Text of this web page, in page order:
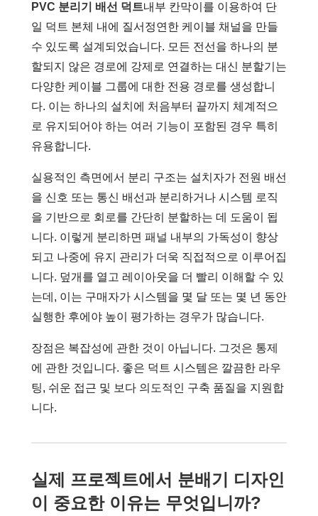
PVC 분리기 배선 덕트내부 칸막이를 이용하여 단
일 덕트 본체 내에 질서정연한 케이블 채널을 만들
수 있도록 설계되었습니다. 모든 전선을 하나의 분
할되지 않은 경로에 강제로 연결하는 대신 분할기는
다양한 케이블 그룹에 대한 전용 경로를 생성합니
다. 이는 하나의 설치에 처음부터 끝까지 체계적으
로 유지되어야 하는 여러 기능이 포함된 경우 특히
유용합니다.
실용적인 측면에서 분리 구조는 설치자가 전원 배선
을 신호 또는 통신 배선과 분리하거나 시스템 로직
을 기반으로 회로를 간단히 분할하는 데 도움이 됩
니다. 이렇게 분리하면 패널 내부의 가독성이 향상
되고 나중에 유지 관리가 더욱 직접적으로 이루어집
니다. 덮개를 열고 레이아웃을 더 빨리 이해할 수 있
는데, 이는 구매자가 시스템을 몇 달 또는 몇 년 동안
실행한 후에야 높이 평가하는 경우가 많습니다.
장점은 복잡성에 관한 것이 아닙니다. 그것은 통제
에 관한 것입니다. 좋은 덕트 시스템은 깔끔한 라우
팅, 쉬운 접근 및 보다 의도적인 구축 품질을 지원합
니다.
실제 프로젝트에서 분배기 디자인
이 중요한 이유는 무엇입니까?